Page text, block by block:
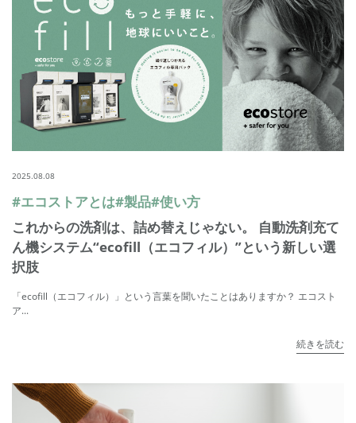
2025.08.08
#エコストアとは#製品#使い方
これからの洗剤は、詰め替えじゃない。 自動洗剤充て
ん機システム“ecofill（エコフィル）”という新しい選
択肢
「ecofill（エコフィル）」という言葉を聞いたことはありますか？ エコスト
ア...
続きを読む